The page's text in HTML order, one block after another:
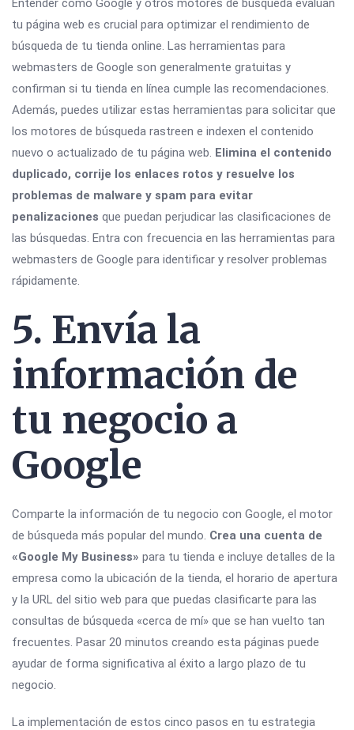
Entender cómo Google y otros motores de búsqueda evalúan
tu página web es crucial para optimizar el rendimiento de
búsqueda de tu tienda online. Las herramientas para
webmasters de Google son generalmente gratuitas y
confirman si tu tienda en línea cumple las recomendaciones.
Además, puedes utilizar estas herramientas para solicitar que
los motores de búsqueda rastreen e indexen el contenido
nuevo o actualizado de tu página web. Elimina el contenido
duplicado, corrije los enlaces rotos y resuelve los
problemas de malware y spam para evitar
penalizaciones que puedan perjudicar las clasificaciones de
las búsquedas. Entra con frecuencia en las herramientas para
webmasters de Google para identificar y resolver problemas
rápidamente.
5. Envía la
información de
tu negocio a
Google
Comparte la información de tu negocio con Google, el motor
de búsqueda más popular del mundo. Crea una cuenta de
«Google My Business» para tu tienda e incluye detalles de la
empresa como la ubicación de la tienda, el horario de apertura
y la URL del sitio web para que puedas clasificarte para las
consultas de búsqueda «cerca de mí» que se han vuelto tan
frecuentes. Pasar 20 minutos creando esta páginas puede
ayudar de forma significativa al éxito a largo plazo de tu
negocio.
La implementación de estos cinco pasos en tu estrategia